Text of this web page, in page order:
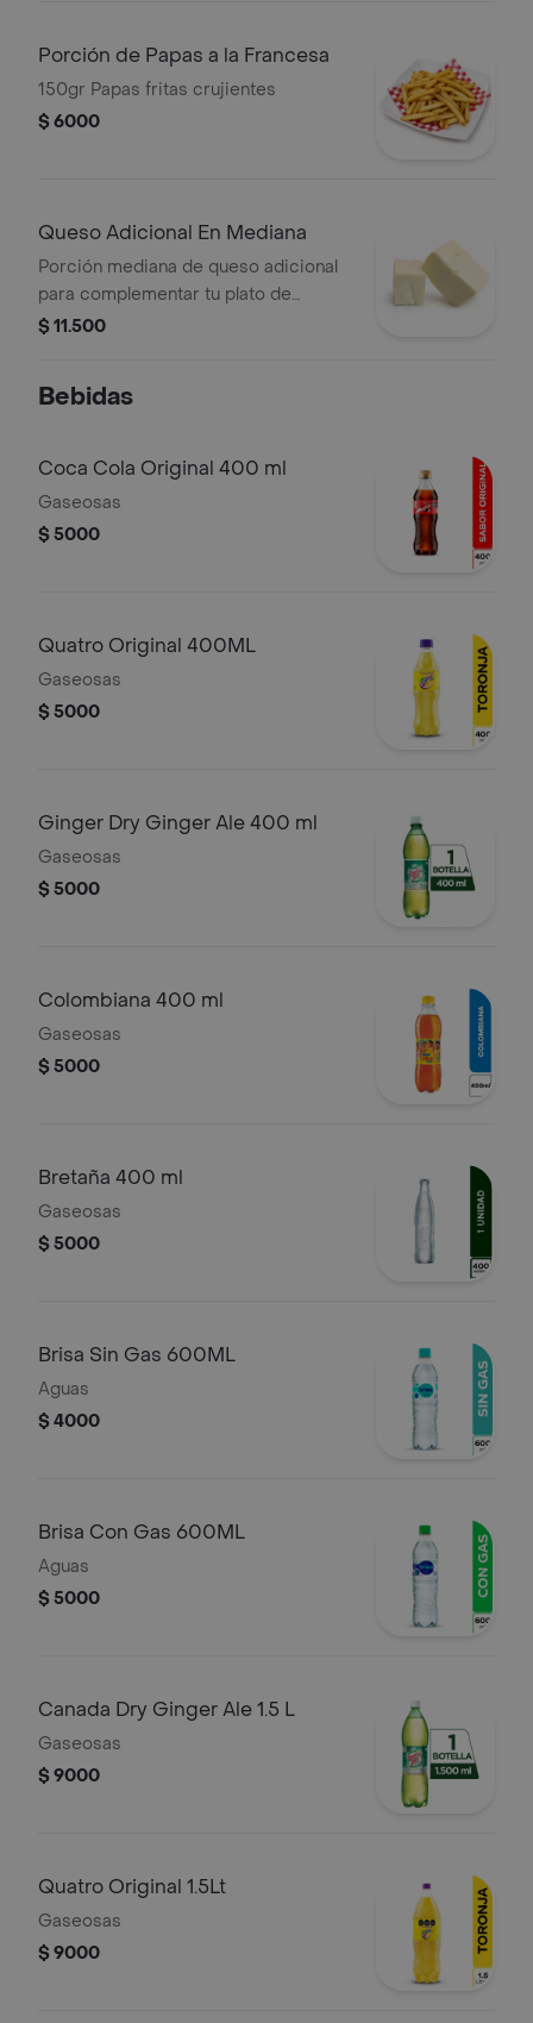
Porción de Papas a la Francesa
150gr Papas fritas crujientes
$ 6000
Queso Adicional En Mediana
Porción mediana de queso adicional
para complementar tu plato de
proteína.
$ 11.500
Bebidas
Coca Cola Original 400 ml
Gaseosas
$ 5000
Quatro Original 400ML
Gaseosas
$ 5000
Ginger Dry Ginger Ale 400 ml
Gaseosas
$ 5000
Colombiana 400 ml
Gaseosas
$ 5000
Bretaña 400 ml
Gaseosas
$ 5000
Brisa Sin Gas 600ML
Aguas
$ 4000
Brisa Con Gas 600ML
Aguas
$ 5000
Canada Dry Ginger Ale 1.5 L
Gaseosas
$ 9000
Quatro Original 1.5Lt
Gaseosas
$ 9000